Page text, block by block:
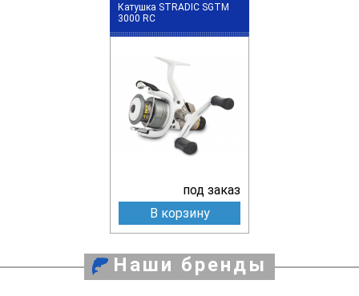
Катушка STRADIC SGTM
3000 RC
под заказ
В корзину
Наши бренды